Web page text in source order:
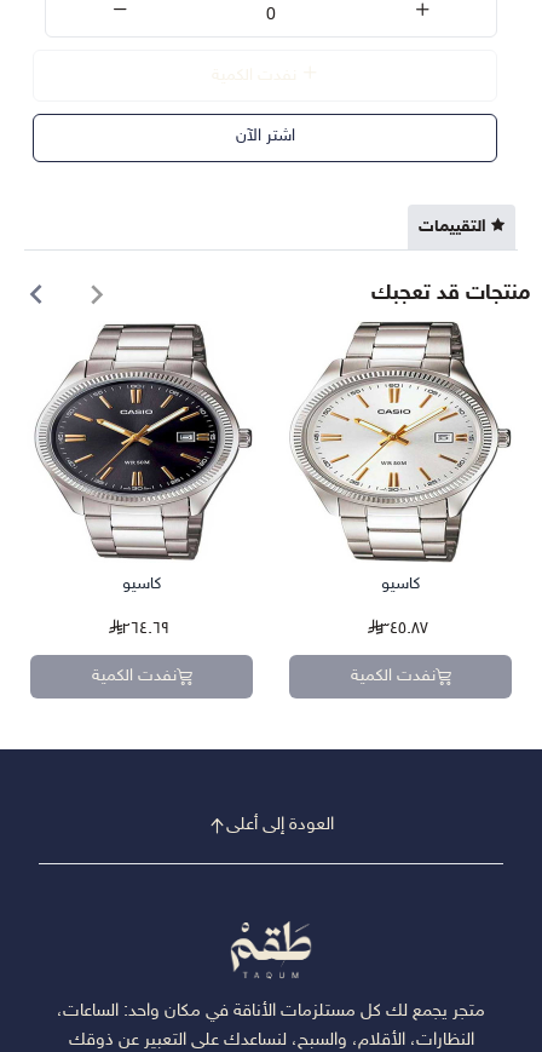
اشتر الآن
التقييمات
منتجات قد تعجبك
كاسيو
٣٤٥.٨٧
نفدت الكمية
كاسيو
٢٦٤.٦٩
نفدت الكمية
العودة إلى أعلى
متجر يجمع لك كل مستلزمات الأناقة في مكان واحد: الساعات،
النظارات، الأقلام، والسبح، لنساعدك على التعبير عن ذوقك